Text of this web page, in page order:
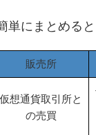
単にまとめると
販売所
仮想通貨取引所と
の売買